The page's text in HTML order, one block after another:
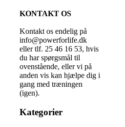
KONTAKT OS
Kontakt os endelig på
info@powerforlife.dk
eller tlf. 25 46 16 53, hvis
du har spørgsmål til
ovenstående, eller vi på
anden vis kan hjælpe dig i
gang med træningen
(igen).
Kategorier